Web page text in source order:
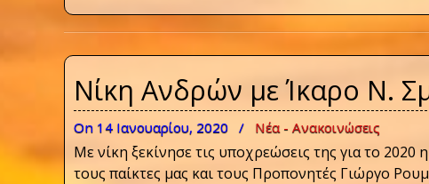
Νίκη Ανδρών με Ίκαρο Ν.
On 14 Ιανουαρίου, 2020 / Νέα - Ανακοινώσεις
Με νίκη ξεκίνησε τις υποχρεώσεις της για το
τους παίκτες μας και τους Προπονητές Γιώργο